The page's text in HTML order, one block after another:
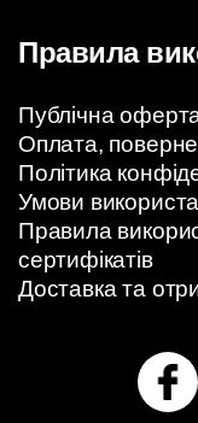
Правила
Публічна
Оплата,
Політика
Умови
Правила
сертифікатів
Доставка та